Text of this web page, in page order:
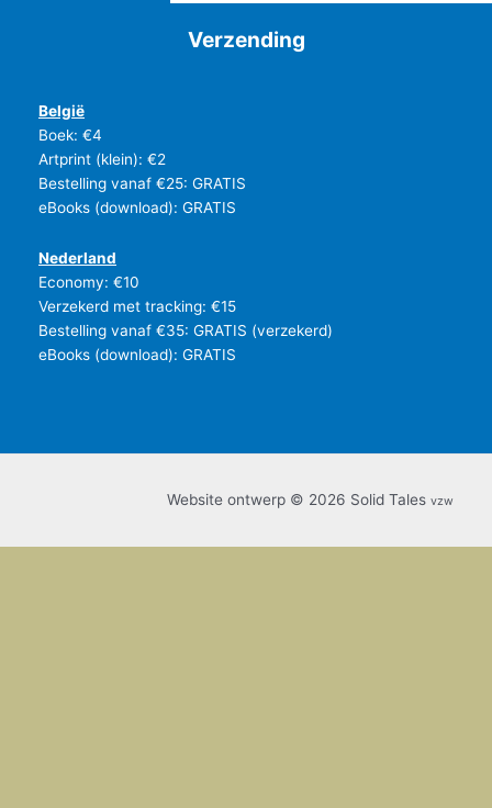
Verzending
België
Boek: €4
Artprint (klein): €2
Bestelling vanaf €25: GRATIS
eBooks (download): GRATIS
Nederland
Economy: €10
Verzekerd met tracking: €15
Bestelling vanaf €35: GRATIS (verzekerd)
eBooks (download): GRATIS
Website ontwerp © 2026 Solid Tales vzw